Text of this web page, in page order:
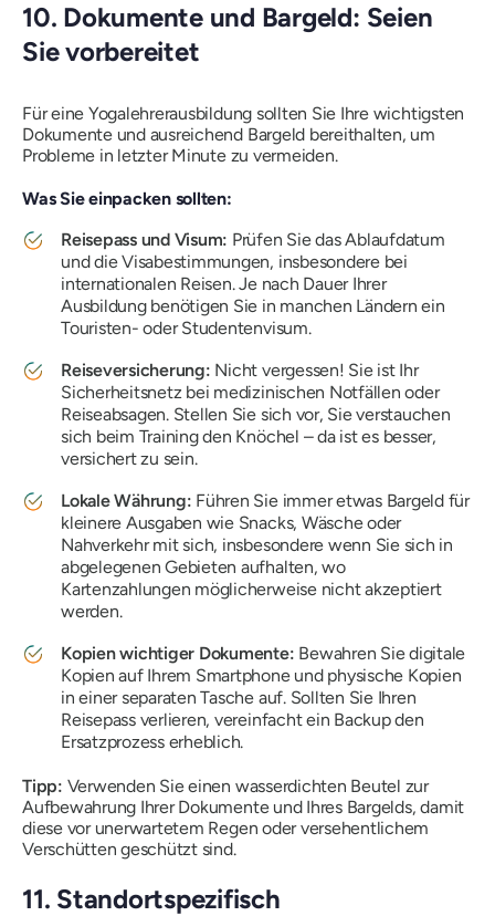
10. Dokumente und Bargeld: Seien
Sie vorbereitet
Für eine Yogalehrerausbildung sollten Sie Ihre wichtigsten
Dokumente und ausreichend Bargeld bereithalten, um
Probleme in letzter Minute zu vermeiden.
Was Sie einpacken sollten:
Reisepass und Visum: Prüfen Sie das Ablaufdatum
und die Visabestimmungen, insbesondere bei
internationalen Reisen. Je nach Dauer Ihrer
Ausbildung benötigen Sie in manchen Ländern ein
Touristen- oder Studentenvisum.
Reiseversicherung: Nicht vergessen! Sie ist Ihr
Sicherheitsnetz bei medizinischen Notfällen oder
Reiseabsagen. Stellen Sie sich vor, Sie verstauchen
sich beim Training den Knöchel – da ist es besser,
versichert zu sein.
Lokale Währung: Führen Sie immer etwas Bargeld für
kleinere Ausgaben wie Snacks, Wäsche oder
Nahverkehr mit sich, insbesondere wenn Sie sich in
abgelegenen Gebieten aufhalten, wo
Kartenzahlungen möglicherweise nicht akzeptiert
werden.
Kopien wichtiger Dokumente: Bewahren Sie digitale
Kopien auf Ihrem Smartphone und physische Kopien
in einer separaten Tasche auf. Sollten Sie Ihren
Reisepass verlieren, vereinfacht ein Backup den
Ersatzprozess erheblich.
Tipp: Verwenden Sie einen wasserdichten Beutel zur
Aufbewahrung Ihrer Dokumente und Ihres Bargelds, damit
diese vor unerwartetem Regen oder versehentlichem
Verschütten geschützt sind.
11. Standortspezifisch